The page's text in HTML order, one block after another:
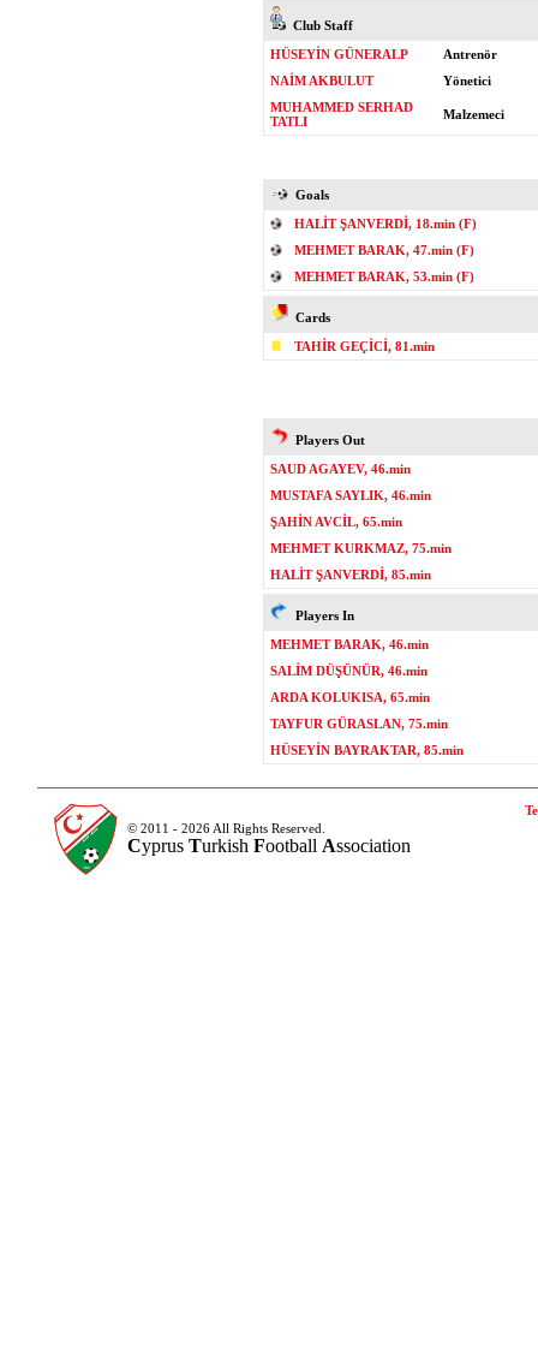
Club Staff
HÜSEYİN GÜNERALP
Antrenör
NAİM AKBULUT
Yönetici
MUHAMMED SERHAD
TATLI
Malzemeci
Goals
HALİT ŞANVERDİ, 18.min (F)
MEHMET BARAK, 47.min (F)
MEHMET BARAK, 53.min (F)
Cards
TAHİR GEÇİCİ, 81.min
Players Out
SAUD AGAYEV, 46.min
MUSTAFA SAYLIK, 46.min
ŞAHİN AVCİL, 65.min
MEHMET KURKMAZ, 75.min
HALİT ŞANVERDİ, 85.min
Players In
MEHMET BARAK, 46.min
SALİM DÜŞÜNÜR, 46.min
ARDA KOLUKISA, 65.min
TAYFUR GÜRASLAN, 75.min
HÜSEYİN BAYRAKTAR, 85.min
© 2011 - 2026 All Rights Reserved.
Cyprus Turkish Football Association